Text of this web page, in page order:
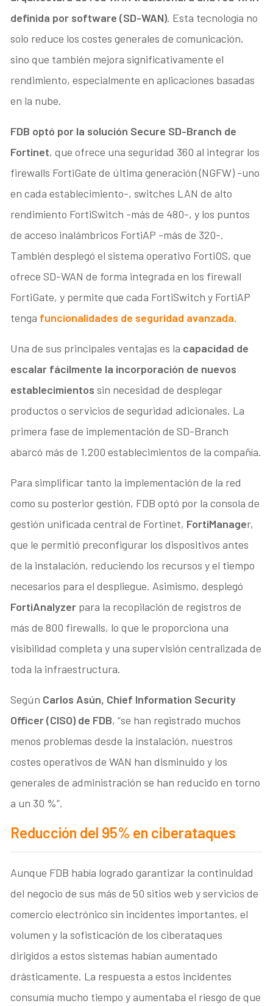
definida por software (SD-WAN). Esta tecnología no
solo reduce los costes generales de comunicación,
sino que también mejora significativamente el
rendimiento, especialmente en aplicaciones basadas
en la nube.
FDB optó por la solución Secure SD-Branch de
Fortinet, que ofrece una seguridad 360 al integrar los
firewalls FortiGate de última generación (NGFW) -uno
en cada establecimiento-, switches LAN de alto
rendimiento FortiSwitch -más de 480-, y los puntos
de acceso inalámbricos FortiAP -más de 320-.
También desplegó el sistema operativo FortiOS, que
ofrece SD-WAN de forma integrada en los firewall
FortiGate, y permite que cada FortiSwitch y FortiAP
tenga funcionalidades de seguridad avanzada.
Una de sus principales ventajas es la capacidad de
escalar fácilmente la incorporación de nuevos
establecimientos sin necesidad de desplegar
productos o servicios de seguridad adicionales. La
primera fase de implementación de SD-Branch
abarcó más de 1.200 establecimientos de la compañía.
Para simplificar tanto la implementación de la red
como su posterior gestión, FDB optó por la consola de
gestión unificada central de Fortinet, FortiManager,
que le permitió preconfigurar los dispositivos antes
de la instalación, reduciendo los recursos y el tiempo
necesarios para el despliegue. Asimismo, desplegó
FortiAnalyzer para la recopilación de registros de
más de 800 firewalls, lo que le proporciona una
visibilidad completa y una supervisión centralizada de
toda la infraestructura.
Según Carlos Asún, Chief Information Security
Officer (CISO) de FDB, “se han registrado muchos
menos problemas desde la instalación, nuestros
costes operativos de WAN han disminuido y los
generales de administración se han reducido en torno
a un 30 %”.
Reducción del 95% en ciberataques
Aunque FDB había logrado garantizar la continuidad
del negocio de sus más de 50 sitios web y servicios de
comercio electrónico sin incidentes importantes, el
volumen y la sofisticación de los ciberataques
dirigidos a estos sistemas habían aumentado
drásticamente. La respuesta a estos incidentes
consumía mucho tiempo y aumentaba el riesgo de que